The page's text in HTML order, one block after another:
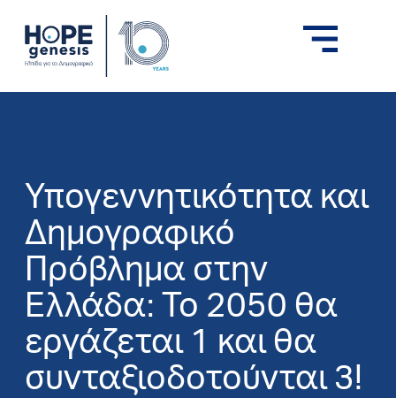
Υπογεννητικότητα και
Δημογραφικό
Πρόβλημα στην
Ελλάδα: Το 2050 θα
εργάζεται 1 και θα
συνταξιοδοτούνται 3!